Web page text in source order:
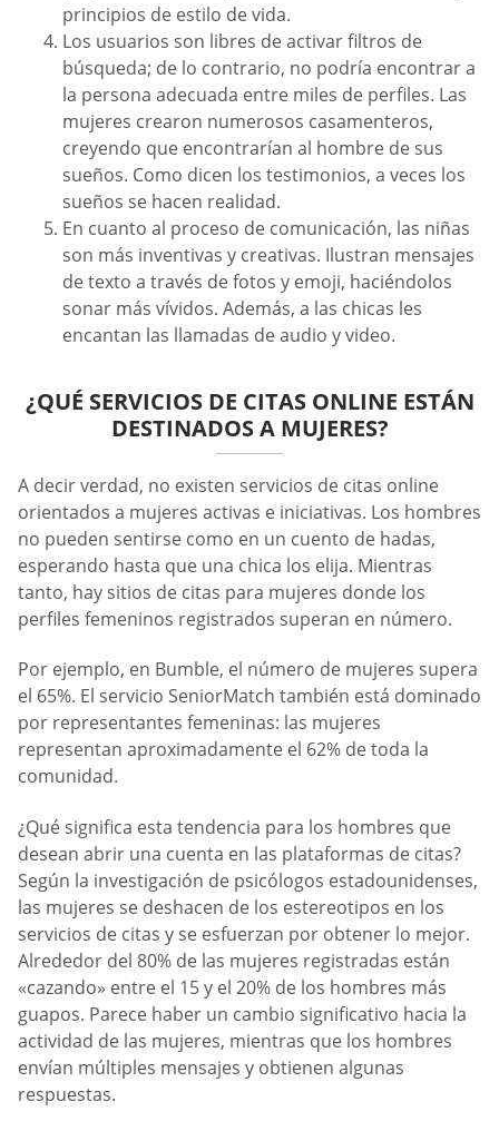
principios de estilo de vida.
Los usuarios son libres de activar filtros de
búsqueda; de lo contrario, no podría encontrar a
la persona adecuada entre miles de perfiles. Las
mujeres crearon numerosos casamenteros,
creyendo que encontrarían al hombre de sus
sueños. Como dicen los testimonios, a veces los
sueños se hacen realidad.
En cuanto al proceso de comunicación, las niñas
son más inventivas y creativas. Ilustran mensajes
de texto a través de fotos y emoji, haciéndolos
sonar más vívidos. Además, a las chicas les
encantan las llamadas de audio y video.
¿QUÉ SERVICIOS DE CITAS ONLINE ESTÁN
DESTINADOS A MUJERES?
A decir verdad, no existen servicios de citas online
orientados a mujeres activas e iniciativas. Los hombres
no pueden sentirse como en un cuento de hadas,
esperando hasta que una chica los elija. Mientras
tanto, hay sitios de citas para mujeres donde los
perfiles femeninos registrados superan en número.
Por ejemplo, en Bumble, el número de mujeres supera
el 65%. El servicio SeniorMatch también está dominado
por representantes femeninas: las mujeres
representan aproximadamente el 62% de toda la
comunidad.
¿Qué significa esta tendencia para los hombres que
desean abrir una cuenta en las plataformas de citas?
Según la investigación de psicólogos estadounidenses,
las mujeres se deshacen de los estereotipos en los
servicios de citas y se esfuerzan por obtener lo mejor.
Alrededor del 80% de las mujeres registradas están
«cazando» entre el 15 y el 20% de los hombres más
guapos. Parece haber un cambio significativo hacia la
actividad de las mujeres, mientras que los hombres
envían múltiples mensajes y obtienen algunas
respuestas.